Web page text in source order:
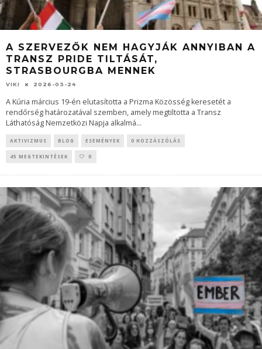
A SZERVEZŐK NEM HAGYJÁK ANNYIBAN A
TRANSZ PRIDE TILTÁSÁT,
STRASBOURGBA MENNEK
VIKI 2026-03-24
A Kúria március 19-én elutasította a Prizma Közösség keresetét a
rendőrség határozatával szemben, amely megtiltotta a Transz
Láthatóság Nemzetközi Napja alkalmá...
AKTIVIZMUS BLOG ESEMÉNYEK 0 HOZZÁSZÓLÁS
45 MEGTEKINTÉSEK 0